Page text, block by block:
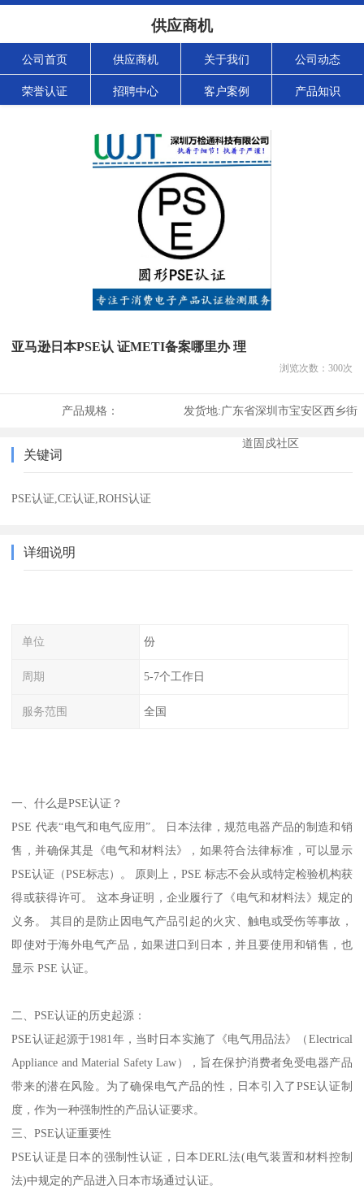
供应商机
公司首页 供应商机 关于我们 公司动态
荣誉认证 招聘中心 客户案例 产品知识
亚马逊日本PSE认 证METI备案哪里办 理
浏览次数： 300次
产品规格： 发货地:广东省深圳市宝安区西乡街
道固戍社区
关键词
PSE认证,CE认证,ROHS认证
详细说明
单位 份
周期 5-7个工作日
服务范围 全国
一、什么是PSE认证？
PSE 代表“电气和电气应用”。 日本法律，规范电器产品的制造和销
售，并确保其是《电气和材料法》，如果符合法律标准，可以显示
PSE认证（PSE标志）。 原则上，PSE 标志不会从或特定检验机构获
得或获得许可。 这本身证明，企业履行了《电气和材料法》规定的
义务。 其目的是防止因电气产品引起的火灾、触电或受伤等事故，
即使对于海外电气产品，如果进口到日本，并且要使用和销售，也
显示 PSE 认证。
二、PSE认证的历史起源：
PSE认证起源于1981年，当时日本实施了《电气用品法》（Electrical
Appliance and Material Safety Law），旨在保护消费者免受电器产品
带来的潜在风险。为了确保电气产品的性，日本引入了PSE认证制
度，作为一种强制性的产品认证要求。
三、PSE认证重要性
PSE认证是日本的强制性认证，日本DERL法(电气装置和材料控制
法)中规定的产品进入日本市场通过认证。